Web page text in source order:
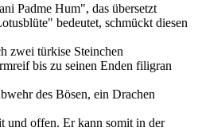
Padme Hum", das übersetzt
bedeutet, schmückt diesen
zwei türkise Steinchen
bis zu seinen Enden filigran
des Bösen, ein Drachen
und offen. Er kann somit in der